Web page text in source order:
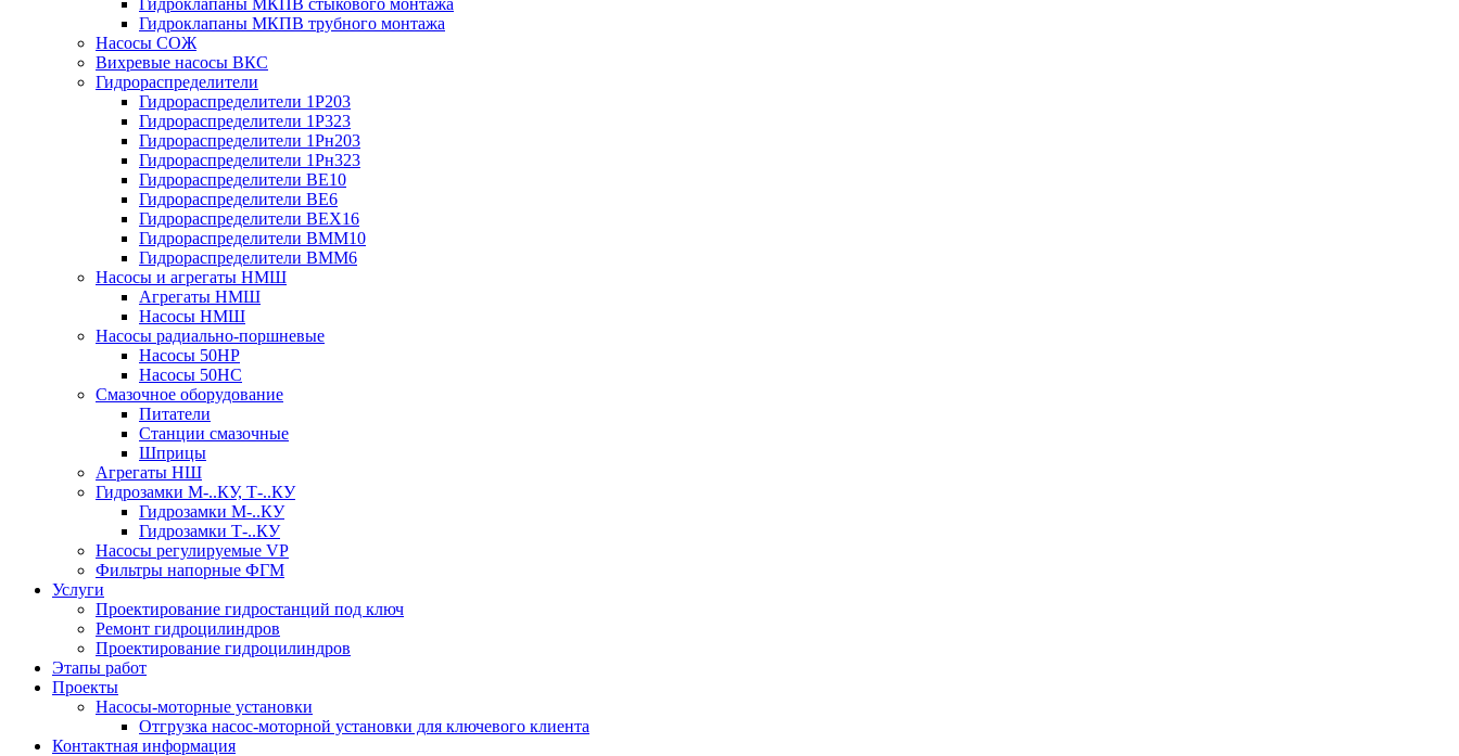
Гидроклапаны МКПВ стыкового монтажа
Гидроклапаны МКПВ трубного монтажа
Насосы СОЖ
Вихревые насосы ВКС
Гидрораспределители
Гидрораспределители 1Р203
Гидрораспределители 1Р323
Гидрораспределители 1Рн203
Гидрораспределители 1Рн323
Гидрораспределители ВЕ10
Гидрораспределители ВЕ6
Гидрораспределители ВЕХ16
Гидрораспределители ВММ10
Гидрораспределители ВММ6
Насосы и агрегаты НМШ
Агрегаты НМШ
Насосы НМШ
Насосы радиально-поршневые
Насосы 50НР
Насосы 50НС
Смазочное оборудование
Питатели
Станции смазочные
Шприцы
Агрегаты НШ
Гидрозамки М-..КУ, Т-..КУ
Гидрозамки М-..КУ
Гидрозамки Т-..КУ
Насосы регулируемые VP
Фильтры напорные ФГМ
Услуги
Проектирование гидростанций под ключ
Ремонт гидроцилиндров
Проектирование гидроцилиндров
Этапы работ
Проекты
Насосы-моторные установки
Отгрузка насос-моторной установки для ключевого клиента
Контактная информация